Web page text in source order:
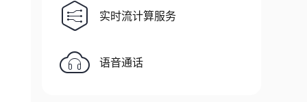
实时流计算服务
语音通话